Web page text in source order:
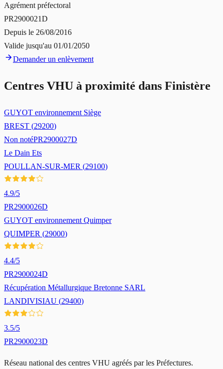
Agrément préfectoral
PR2900021D
Depuis le 26/08/2016
Valide jusqu'au 01/01/2050
Demander un enlèvement
Centres VHU à proximité dans Finistère
GUYOT environnement Siège
BREST (29200)
Non notéPR2900027D
Le Dain Ets
POULLAN-SUR-MER (29100)
4.9/5
PR2900026D
GUYOT environnement Quimper
QUIMPER (29000)
4.4/5
PR2900024D
Récupération Métallurgique Bretonne SARL
LANDIVISIAU (29400)
3.5/5
PR2900023D
Réseau national des centres VHU agréés par les Préfectures.